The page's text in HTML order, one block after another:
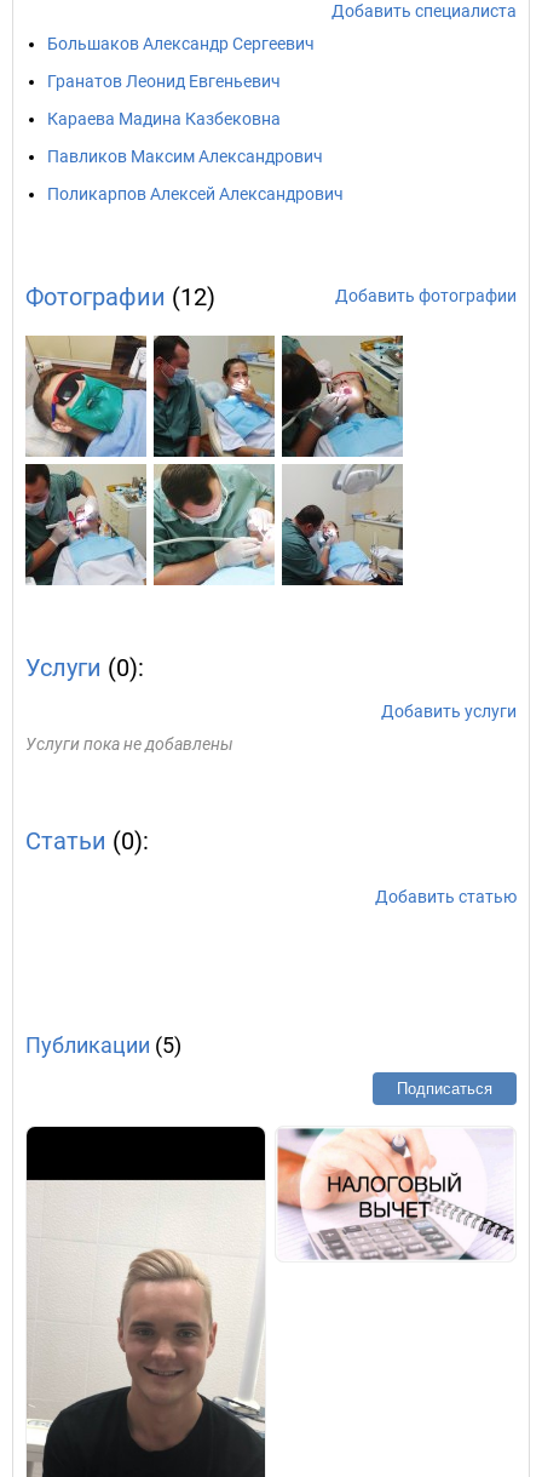
Добавить специалиста
Большаков Александр Сергеевич
Гранатов Леонид Евгеньевич
Караева Мадина Казбековна
Павликов Максим Александрович
Поликарпов Алексей Александрович
Фотографии (12) Добавить фотографии
Услуги (0):
Добавить услуги
Услуги пока не добавлены
Статьи (0):
Добавить статью
Публикации (5)
Подписаться